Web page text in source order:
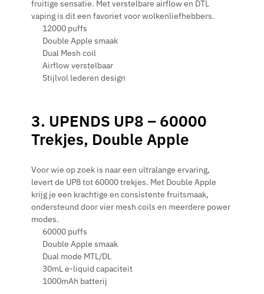
fruitige sensatie. Met verstelbare airflow en DTL
vaping is dit een favoriet voor wolkenliefhebbers.
12000 puffs
Double Apple smaak
Dual Mesh coil
Airflow verstelbaar
Stijlvol lederen design
3. UPENDS UP8 – 60000
Trekjes, Double Apple
Voor wie op zoek is naar een ultralange ervaring,
levert de UP8 tot 60000 trekjes. Met Double Apple
krijg je een krachtige en consistente fruitsmaak,
ondersteund door vier mesh coils en meerdere power
modes.
60000 puffs
Double Apple smaak
Dual mode MTL/DL
30mL e-liquid capaciteit
1000mAh batterij